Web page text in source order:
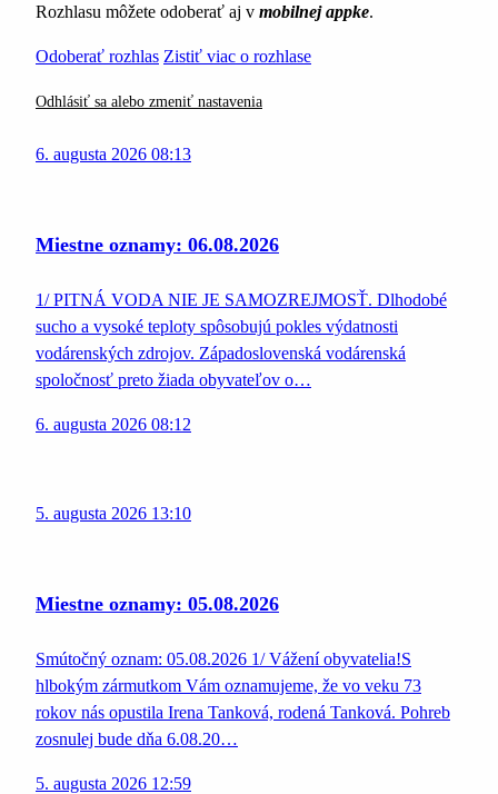
Rozhlasu môžete odoberať aj v mobilnej appke.
Odoberať rozhlas Zistiť viac o rozhlase
Odhlásiť sa alebo zmeniť nastavenia
6. augusta 2026 08:13
Miestne oznamy: 06.08.2026
1/ PITNÁ VODA NIE JE SAMOZREJMOSŤ. Dlhodobé
sucho a vysoké teploty spôsobujú pokles výdatnosti
vodárenských zdrojov. Západoslovenská vodárenská
spoločnosť preto žiada obyvateľov o…
6. augusta 2026 08:12
5. augusta 2026 13:10
Miestne oznamy: 05.08.2026
Smútočný oznam: 05.08.2026 1/ Vážení obyvatelia!S
hlbokým zármutkom Vám oznamujeme, že vo veku 73
rokov nás opustila Irena Tanková, rodená Tanková. Pohreb
zosnulej bude dňa 6.08.20…
5. augusta 2026 12:59